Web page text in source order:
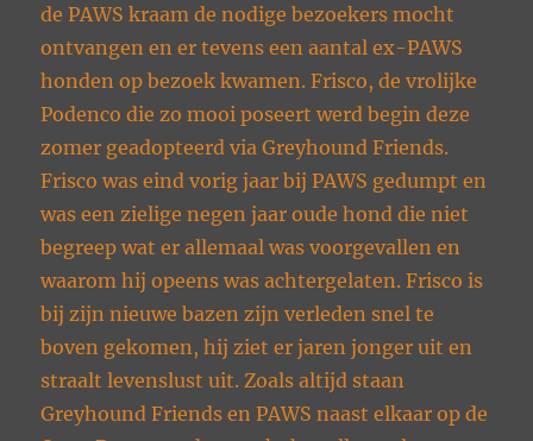
de PAWS kraam de nodige bezoekers mocht
ontvangen en er tevens een aantal ex-PAWS
honden op bezoek kwamen. Frisco, de vrolijke
Podenco die zo mooi poseert werd begin deze
zomer geadopteerd via Greyhound Friends.
Frisco was eind vorig jaar bij PAWS gedumpt en
was een zielige negen jaar oude hond die niet
begreep wat er allemaal was voorgevallen en
waarom hij opeens was achtergelaten. Frisco is
bij zijn nieuwe bazen zijn verleden snel te
boven gekomen, hij ziet er jaren jonger uit en
straalt levenslust uit. Zoals altijd staan
Greyhound Friends en PAWS naast elkaar op de